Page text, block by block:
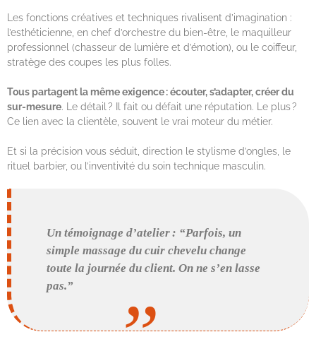
Les fonctions créatives et techniques rivalisent d’imagination :
l’esthéticienne, en chef d’orchestre du bien-être, le maquilleur
professionnel (chasseur de lumière et d’émotion), ou le coiffeur,
stratège des coupes les plus folles.
Tous partagent la même exigence : écouter, s’adapter, créer du
sur-mesure. Le détail ? Il fait ou défait une réputation. Le plus ?
Ce lien avec la clientèle, souvent le vrai moteur du métier.
Et si la précision vous séduit, direction le stylisme d’ongles, le
rituel barbier, ou l’inventivité du soin technique masculin.
Un témoignage d’atelier : “Parfois, un
simple massage du cuir chevelu change
toute la journée du client. On ne s’en lasse
pas.”